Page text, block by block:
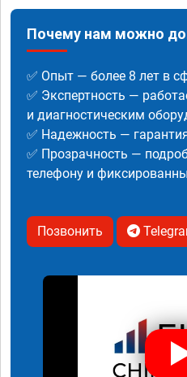
Почему нам можно
✅ Опыт — более 8 лет в
✅ Экспертность —
и диагностическим
✅ Надежность —
✅ Прозрачность —
телефону и
Позвонить